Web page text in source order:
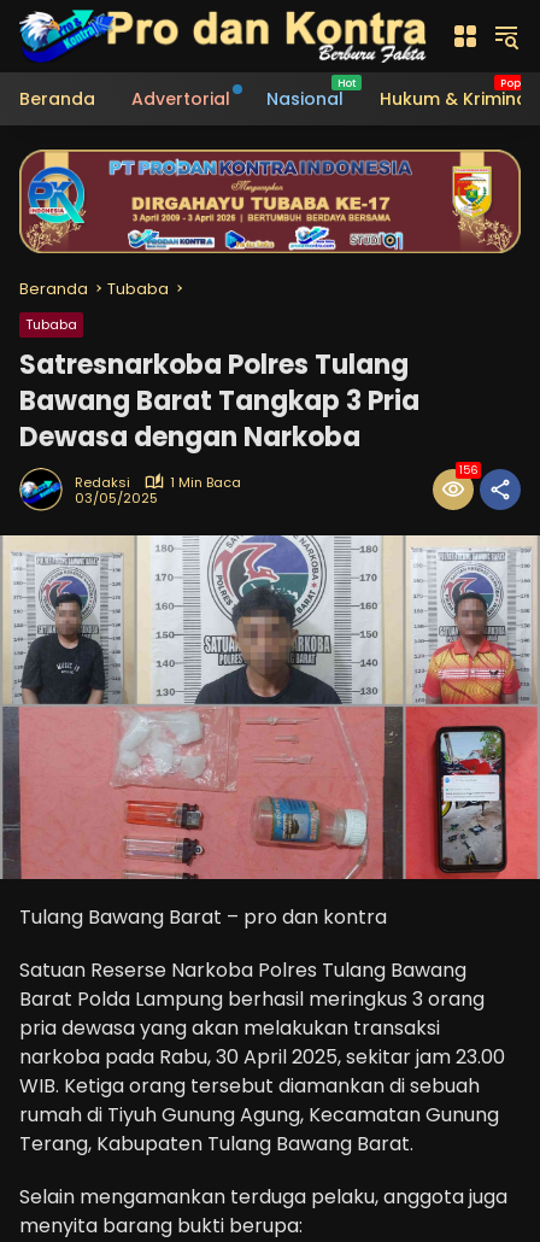
Langsung
konten
Beranda
Advertorial Nasional Hukum & Kriminal
Beranda Tubaba
Tubaba
Satresnarkoba Polres Tulang
Bawang Barat Tangkap 3 Pria
Dewasa dengan Narkoba
Redaksi
1 Min Baca
03/05/2025
156
Tulang Bawang Barat – pro dan kontra
Satuan Reserse Narkoba Polres Tulang Bawang
Barat Polda Lampung berhasil meringkus 3 orang
pria dewasa yang akan melakukan transaksi
narkoba pada Rabu, 30 April 2025, sekitar jam 23.00
WIB. Ketiga orang tersebut diamankan di sebuah
rumah di Tiyuh Gunung Agung, Kecamatan Gunung
Terang, Kabupaten Tulang Bawang Barat.
Selain mengamankan terduga pelaku, anggota juga
menyita barang bukti berupa: